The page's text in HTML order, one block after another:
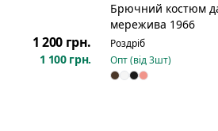
1 200 грн.
1 100 грн.
Брючний костюм
мережива 1966
Роздріб
Опт (від3шт)